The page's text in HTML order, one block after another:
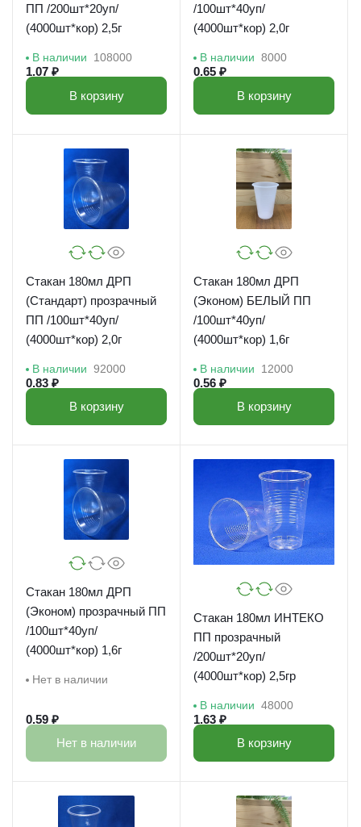
ПП /200шт*20уп/
(4000шт*кор) 2,5г
В наличии 108000
1.07 ₽
В корзину
/100шт*40уп/
(4000шт*кор) 2,0г
В наличии 8000
0.65 ₽
В корзину
Стакан 180мл ДРП
(Стандарт) прозрачный
ПП /100шт*40уп/
(4000шт*кор) 2,0г
В наличии 92000
0.83 ₽
В корзину
Стакан 180мл ДРП
(Эконом) БЕЛЫЙ ПП
/100шт*40уп/
(4000шт*кор) 1,6г
В наличии 12000
0.56 ₽
В корзину
Стакан 180мл ДРП
(Эконом) прозрачный ПП
/100шт*40уп/
(4000шт*кор) 1,6г
Нет в наличии
0.59 ₽
Нет в наличии
Стакан 180мл ИНТЕКО
ПП прозрачный
/200шт*20уп/
(4000шт*кор) 2,5гр
В наличии 48000
1.63 ₽
В корзину